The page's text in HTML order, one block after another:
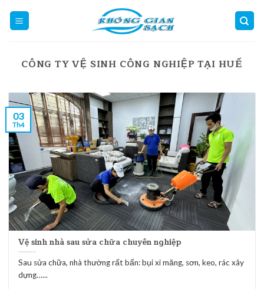
CÔNG TY VỆ SINH CÔNG NGHIỆP TẠI HUẾ
Vệ sinh nhà sau sửa chữa chuyên nghiệp
Sau sửa chữa, nhà thường rất bẩn: bụi xi măng, sơn, keo, rác xây
dựng…...
03
Th4